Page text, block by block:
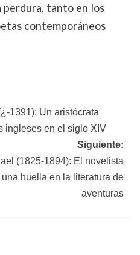
perdura, tanto en los
contemporáneos
1391): Un aristócrata
ingleses en el siglo XIV
Siguiente:
(1825-1894): El novelista
huella en la literatura de
aventuras